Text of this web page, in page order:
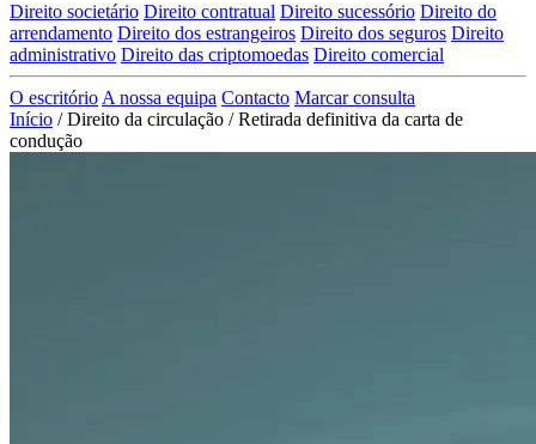
Direito societário Direito contratual Direito sucessório Direito do
arrendamento Direito dos estrangeiros Direito dos seguros Direito
administrativo Direito das criptomoedas Direito comercial
O escritório A nossa equipa Contacto Marcar consulta
Início / Direito da circulação / Retirada definitiva da carta de
condução